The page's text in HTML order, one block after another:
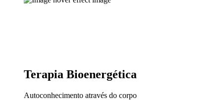
Terapia Bioenergética
Autoconhecimento através do corpo